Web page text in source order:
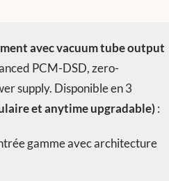
avec vacuum tube output
PCM-DSD, zero-
supply. Disponible en 3
et anytime upgradable):
gamme avec architecture